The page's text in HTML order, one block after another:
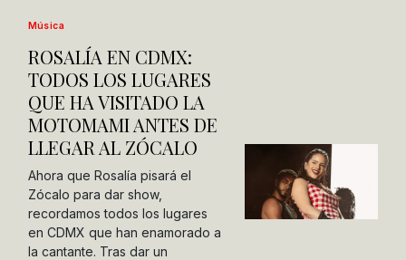
Música
ROSALÍA EN CDMX:
TODOS LOS LUGARES
QUE HA VISITADO LA
MOTOMAMI ANTES DE
LLEGAR AL ZÓCALO
Ahora que Rosalía pisará el
Zócalo para dar show,
recordamos todos los lugares
en CDMX que han enamorado a
la cantante. Tras dar un